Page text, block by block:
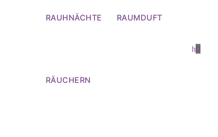
RAUHNÄCHTE RAUMDUFT
RÄUCHERN
0